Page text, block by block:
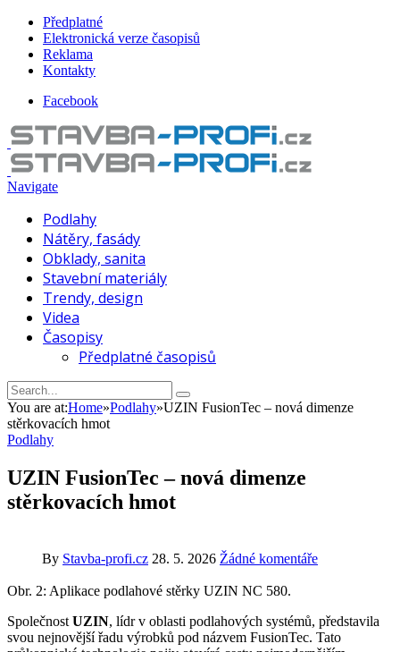
Předplatné
Elektronická verze časopisů
Reklama
Kontakty
Facebook
Navigate
Podlahy
Nátěry, fasády
Obklady, sanita
Stavební materiály
Trendy, design
Videa
Časopisy
Předplatné časopisů
You are at:Home»Podlahy»UZIN FusionTec – nová dimenze
stěrkovacích hmot
Podlahy
UZIN FusionTec – nová dimenze
stěrkovacích hmot
By Stavba-profi.cz 28. 5. 2026 Žádné komentáře
Obr. 2: Aplikace podlahové stěrky UZIN NC 580.
Společnost UZIN, lídr v oblasti podlahových systémů, představila
svou nejnovější řadu výrobků pod názvem FusionTec. Tato